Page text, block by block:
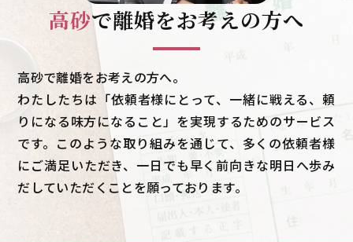
高砂で離婚をお考えの方へ
高砂で離婚をお考えの方へ。
わたしたちは「依頼者様にとって、一緒に戦える、頼
りになる味方になること」を実現するためのサービス
です。このような取り組みを通じて、多くの依頼者様
にご満足いただき、一日でも早く前向きな明日へ歩み
だしていただくことを願っております。